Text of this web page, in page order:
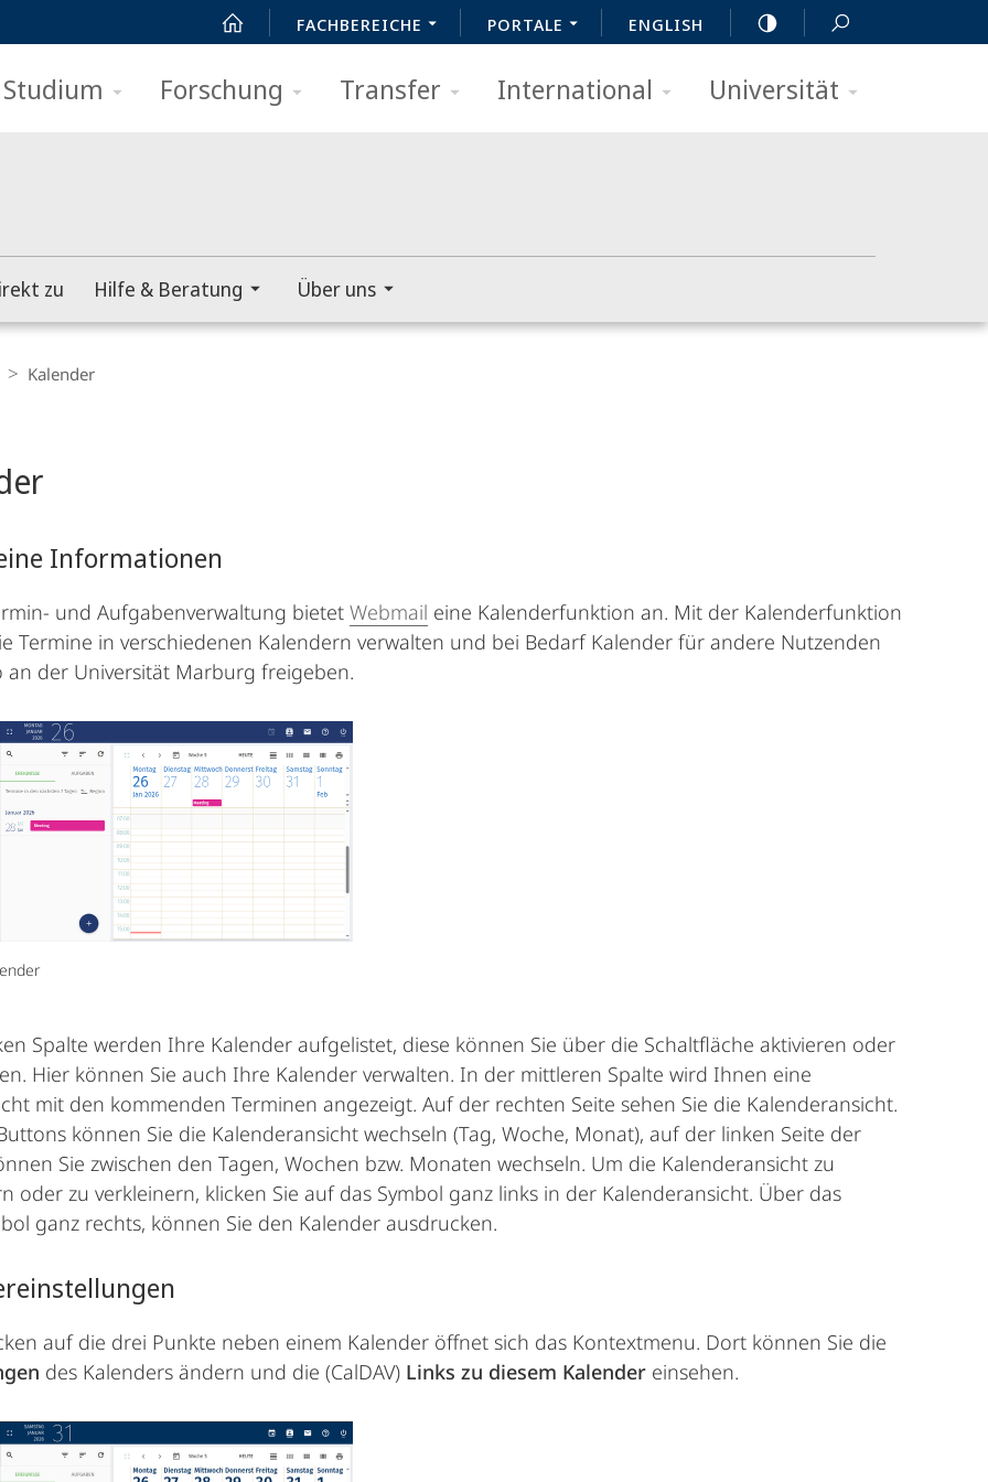
FACHBEREICHE PORTALE ENGLISH
Studium Forschung Transfer International Universität
zu Hilfe & Beratung Über uns
Kalender
Informationen
und Aufgabenverwaltung bietet Webmail eine Kalenderfunktion an. Mit der Kalenderfunktion
Termine in verschiedenen Kalendern verwalten und bei Bedarf Kalender für andere Nutzenden
an der Universität Marburg freigeben.
Spalte werden Ihre Kalender aufgelistet, diese können Sie über die Schaltfläche aktivieren oder
Hier können Sie auch Ihre Kalender verwalten. In der mittleren Spalte wird Ihnen eine
mit den kommenden Terminen angezeigt. Auf der rechten Seite sehen Sie die Kalenderansicht.
können Sie die Kalenderansicht wechseln (Tag, Woche, Monat), auf der linken Seite der
Sie zwischen den Tagen, Wochen bzw. Monaten wechseln. Um die Kalenderansicht zu
oder zu verkleinern, klicken Sie auf das Symbol ganz links in der Kalenderansicht. Über das
ganz rechts, können Sie den Kalender ausdrucken.
auf die drei Punkte neben einem Kalender öffnet sich das Kontextmenu. Dort können Sie die
des Kalenders ändern und die (CalDAV) Links zu diesem Kalender einsehen.